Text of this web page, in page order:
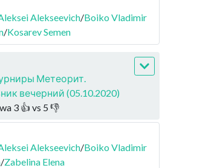
Alekseevich/Boiko Vladimir
/Kosarev Semen
Метеорит.
вечерний (05.10.2020)
3 👍 vs 5 👎
Alekseevich/Boiko Vladimir
/Zabelina Elena